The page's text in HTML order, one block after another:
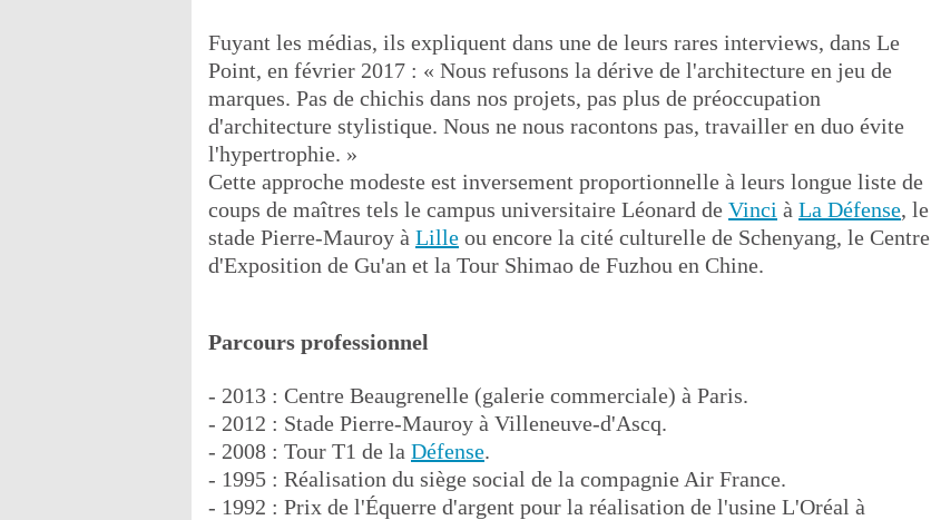
Fuyant les médias, ils expliquent dans une de leurs rares interviews, dans Le
Point, en février 2017 : « Nous refusons la dérive de l'architecture en jeu de
marques. Pas de chichis dans nos projets, pas plus de préoccupation
d'architecture stylistique. Nous ne nous racontons pas, travailler en duo évite
l'hypertrophie. »
Cette approche modeste est inversement proportionnelle à leurs longue liste de
coups de maîtres tels le campus universitaire Léonard de Vinci à La Défense, le
stade Pierre-Mauroy à Lille ou encore la cité culturelle de Schenyang, le Centre
d'Exposition de Gu'an et la Tour Shimao de Fuzhou en Chine.
Parcours professionnel
- 2013 : Centre Beaugrenelle (galerie commerciale) à Paris.
- 2012 : Stade Pierre-Mauroy à Villeneuve-d'Ascq.
- 2008 : Tour T1 de la Défense.
- 1995 : Réalisation du siège social de la compagnie Air France.
- 1992 : Prix de l'Équerre d'argent pour la réalisation de l'usine L'Oréal à